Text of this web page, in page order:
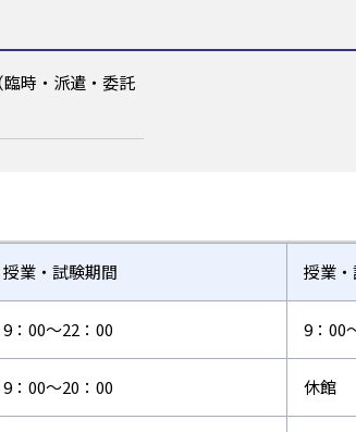
時・派遣・委託
授業・試験期間 授業
9：00～22：00 9：00
9：00～20：00 休館